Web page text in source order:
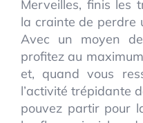
Merveilles, finis les
la crainte de perdre
Avec un moyen
profitez au
et, quand vous
l’activité trépidante
pouvez partir pour